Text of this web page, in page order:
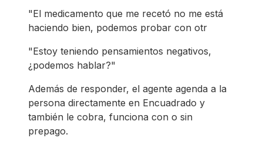
"El medicamento que me recetó no me está
haciendo bien, podemos probar con otr
"Estoy teniendo pensamientos negativos,
¿podemos hablar?"
Además de responder, el agente agenda a la
persona directamente en Encuadrado y
también le cobra, funciona con o sin
prepago.